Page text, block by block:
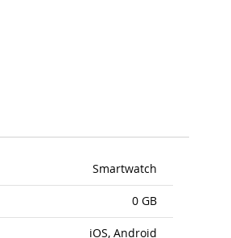
Smartwatch
0 GB
iOS, Android